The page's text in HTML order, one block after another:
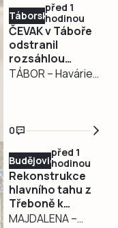
Táborsko
před 1
hodinou
ČEVAK v Táboře
odstranil
rozsáhlou
havárii a v půl
TÁBOR – Havárie
odpoledne ocitla
bez vody zhruba
třetina města v
severní části
Tábora, je
vyřešena. Jak nyní
informovali na
0
Budějovicko
před 1
hodinou
Rekonstrukce
hlavního tahu z
Třeboně k
hranicím začne v
MAJDALENA –